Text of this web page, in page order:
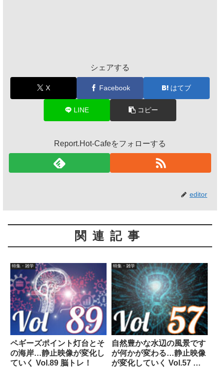
シェアする
X Facebook はてブ
LINE コピー
Report.Hot-Cafeをフォローする
editor
関連記事
特集・雑学
ペギーズポイント灯台とそ
の海岸…静止映像が変化し
ていく Vol.89 脳トレ！
特集・雑学
自然豊かな水辺の風景です
が何かが変わる…静止映像
が変化していく Vol.57 脳